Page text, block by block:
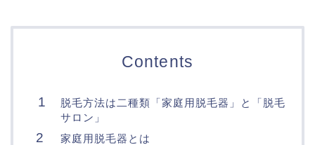
Contents
脱毛方法は二種類「家庭用脱毛器」と「脱毛
サロン」
家庭用脱毛器とは